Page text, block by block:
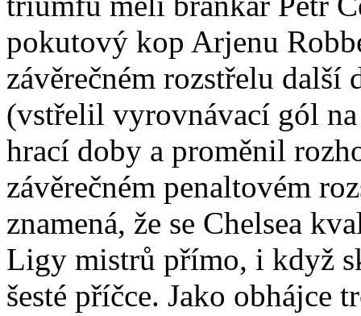
pokutový kop Arjenu
závěrečném rozstřelu
(vstřelil vyrovnávací gól
hrací doby a proměnil
závěrečném penaltovém
znamená, že se Chelsea
Ligy mistrů přímo, i když
šesté příčce. Jako obhájce